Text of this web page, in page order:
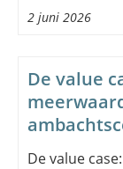
2 juni 2026
De value
De value